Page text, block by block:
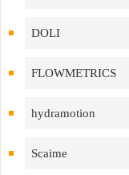
DOLI
FLOWMETRICS
hydramotion
Scaime